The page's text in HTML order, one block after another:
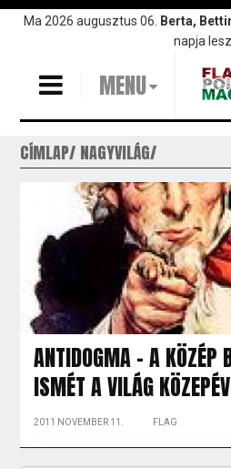
UgrásMa 2026 augusztus 06. Berta,
napja lesz.
MENU
CÍMLAP NAGYVILÁG
ANTIDOGMA - A KÖZÉP
ISMÉT A VILÁG
2011 NOVEMBER 11. FLAG